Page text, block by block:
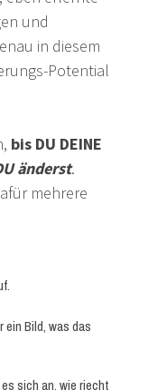
und
in diesem
Potential
bis DU DEINE
änderst.
mehrere
ein Bild, was das
sich an, wie riecht